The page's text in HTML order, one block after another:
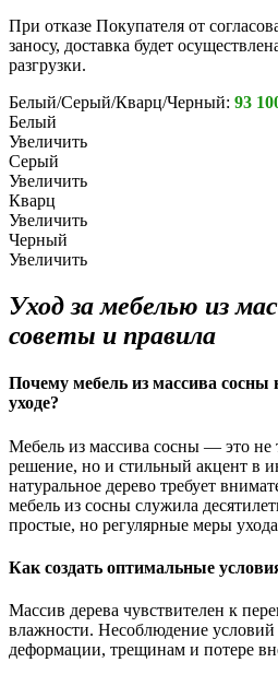
При отказе Покупателя от
заносу, доставка будет
разгрузки.
Белый/Серый/Кварц/Черный: 93
Белый
Увеличить
Серый
Увеличить
Кварц
Увеличить
Черный
Увеличить
Уход за мебелью из
советы и правила
Почему мебель из массива сосны
уходе?
Мебель из массива сосны — это не
решение, но и стильный акцент в
натуральное дерево требует
мебель из сосны служила
простые, но регулярные меры
Как создать оптимальные
Массив дерева чувствителен к
влажности. Несоблюдение
деформации, трещинам и потере